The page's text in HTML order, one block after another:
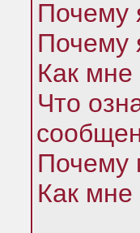
Почему
Почему
Как
Что
Почему
Как